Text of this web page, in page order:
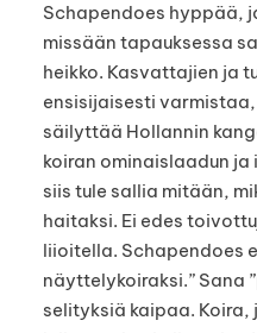
Schapendoes hyppää,
missään tapauksessa
heikko. Kasvattajien ja
ensisijaisesti
säilyttää Hollannin
koiran ominaislaadun ja
siis tule sallia mitään,
haitaksi. Ei edes
liioitella. Schapendoes
näyttelykoiraksi.” Sana
selityksiä kaipaa.